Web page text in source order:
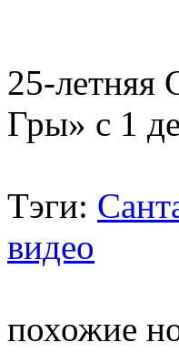
25-летняя
Гры» с 1
Тэги:
видео
похожие